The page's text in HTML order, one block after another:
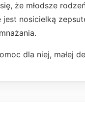
że młodsze
jest nosicielką
dla niej, małej